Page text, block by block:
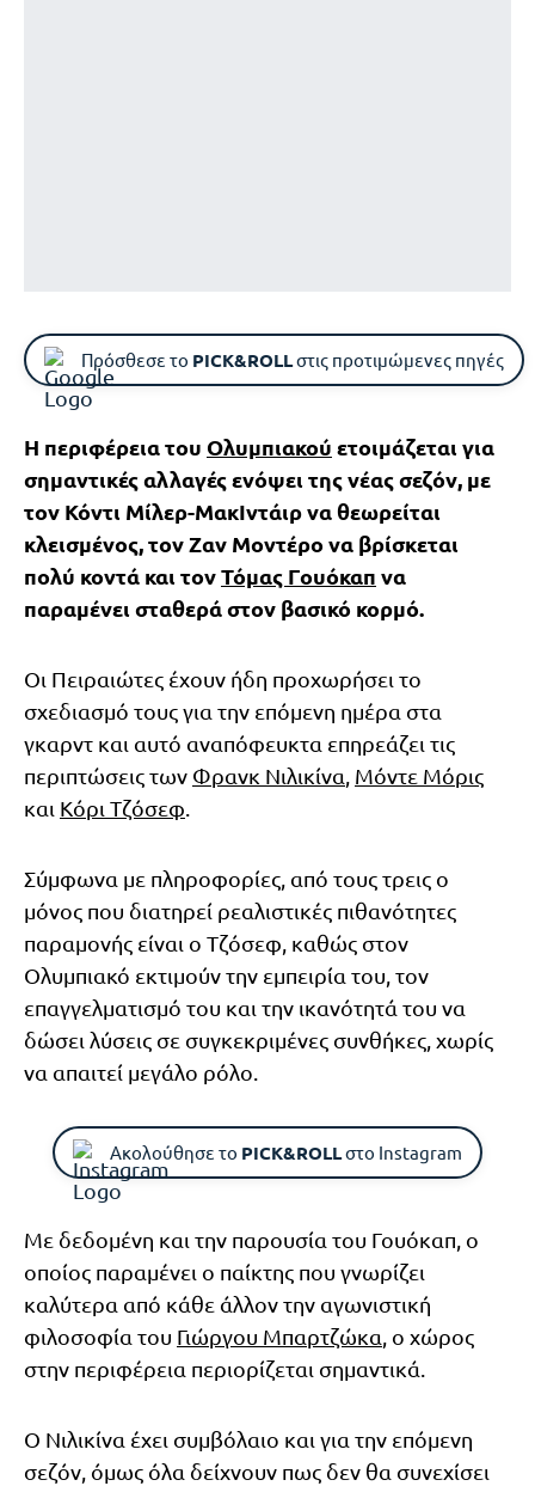
Πρόσθεσε το PICK&ROLLστις προτιμώμενες πηγές
Η περιφέρεια του Ολυμπιακού ετοιμάζεται για
σημαντικές αλλαγές ενόψει της νέας σεζόν, με
τον Κόντι Μίλερ-ΜακΙντάιρ να θεωρείται
κλεισμένος, τον Ζαν Μοντέρο να βρίσκεται
πολύ κοντά και τονΤόμας Γουόκαπ να
παραμένει σταθερά στον βασικό κορμό.
Οι Πειραιώτες έχουν ήδη προχωρήσει το
σχεδιασμό τους για την επόμενη ημέρα στα
γκαρντ και αυτό αναπόφευκτα επηρεάζει τις
περιπτώσεις των Φρανκ Νιλικίνα, Μόντε Μόρις
και Κόρι Τζόσεφ.
Σύμφωνα με πληροφορίες, από τους τρεις ο
μόνος που διατηρεί ρεαλιστικές πιθανότητες
παραμονής είναι ο Τζόσεφ, καθώς στον
Ολυμπιακό εκτιμούν την εμπειρία του, τον
επαγγελματισμό του και την ικανότητά του να
δώσει λύσεις σε συγκεκριμένες συνθήκες, χωρίς
να απαιτεί μεγάλο ρόλο.
Ακολούθησε το PICK&ROLLστο Instagram
Με δεδομένη και την παρουσία του Γουόκαπ, ο
οποίος παραμένει ο παίκτης που γνωρίζει
καλύτερα από κάθε άλλον την αγωνιστική
φιλοσοφία του Γιώργου Μπαρτζώκα, ο χώρος
στην περιφέρεια περιορίζεται σημαντικά.
Ο Νιλικίνα έχει συμβόλαιο και για την επόμενη
σεζόν, όμως όλα δείχνουν πως δεν θα συνεχίσει